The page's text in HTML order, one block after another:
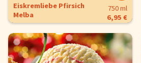
Eiskremliebe Pfirsich
Melba
750 ml
6,95 €